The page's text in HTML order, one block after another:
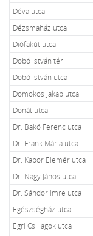
Déva utca
Dézsmaház utca
Diófakút utca
Dobó István tér
Dobó István utca
Domokos Jakab utca
Donát utca
Dr. Bakó Ferenc utca
Dr. Frank Mária utca
Dr. Kapor Elemér utca
Dr. Nagy János utca
Dr. Sándor Imre utca
Egészségház utca
Egri Csillagok utca